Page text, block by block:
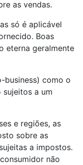
as vendas.
só é aplicável
Boas
eterna geralmente
business) como o
sujeitos a um
e regiões, as
sobre as
a impostos.
não